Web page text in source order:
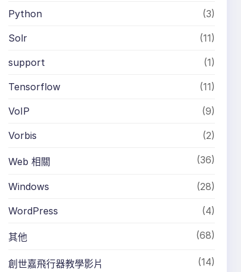
Python (3)
Solr (11)
support (1)
Tensorflow (11)
VoIP (9)
Vorbis (2)
Web 相關 (36)
Windows (28)
WordPress (4)
其他 (68)
創世嘉飛行器教學影片 (14)